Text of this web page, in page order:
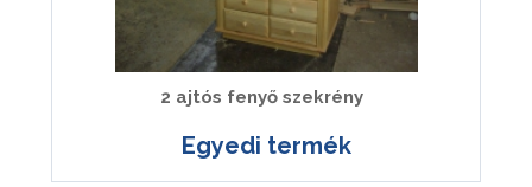
2 ajtós fenyő szekrény
Egyedi termék